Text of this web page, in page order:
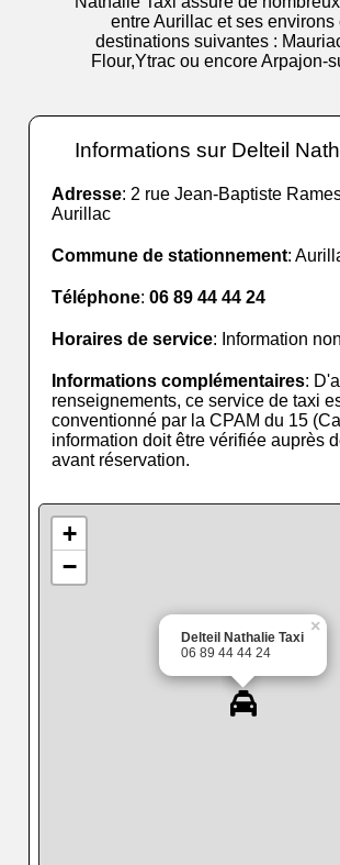
entre Aurillac et ses environs
destinations suivantes :
Flour,Ytrac ou encore Arpajon-
Informations sur Delteil
Adresse: 2 rue Jean-Baptiste
Aurillac
Commune de stationnement:
Téléphone:06 89 44 44 24
Horaires de service: Information
Informations complémentaires:
renseignements, ce service de taxi
conventionné par la CPAM du 15
information doit être vérifiée auprès
avant réservation.
Delteil Nathalie Taxi
06 89 44 44 24
×
+
−